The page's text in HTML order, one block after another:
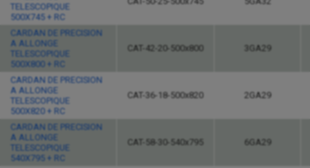
TELESCOPIQUE
500X745 + RC
CARDAN DE PRECISION
A ALLONGE
TELESCOPIQUE
500X800 + RC
CAT-42-20-500x800 3GA29
CARDAN DE PRECISION
A ALLONGE
TELESCOPIQUE
500X820 + RC
CAT-36-18-500x820 2GA29
CARDAN DE PRECISION
A ALLONGE
TELESCOPIQUE
540X795 + RC
CAT-58-30-540x795 6GA29